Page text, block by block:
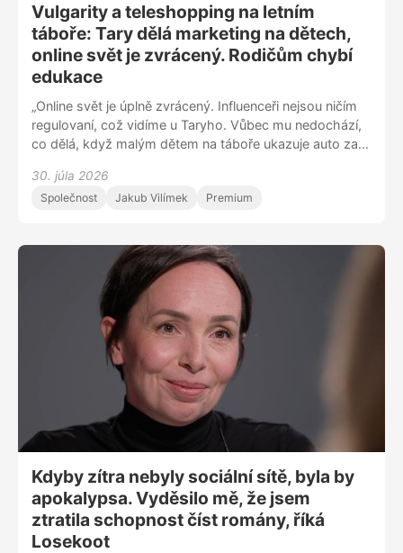
Vulgarity a teleshopping na letním
táboře: Tary dělá marketing na dětech,
online svět je zvrácený. Rodičům chybí
edukace
„Online svět je úplně zvrácený. Influenceři nejsou ničím
regulovaní, což vidíme u Taryho. Vůbec mu nedochází,
co dělá, když malým dětem na táboře ukazuje auto za 8
průměrně osm set korun. Děti se natáčí na internetu, jak
pijí jeho drinky každý den, dokud si toho Tary nevšimne.
styl, a veřejně kritizuje letní tábory pořádané
youtuberem Tarym. „Připadá mi, že to většinou nejsou
moc edukovaní rodiče, kteří tam dítě pošlou. Netuší, že
by influencer, hrdina jejich dítěte, mohl být nějak
škodlivý,“ dodává.
30. júla 2026
Společnost Jakub Vilímek Premium
Kdyby zítra nebyly sociální sítě, byla by
apokalypsa. Vyděsilo mě, že jsem
ztratila schopnost číst romány, říká
Losekoot